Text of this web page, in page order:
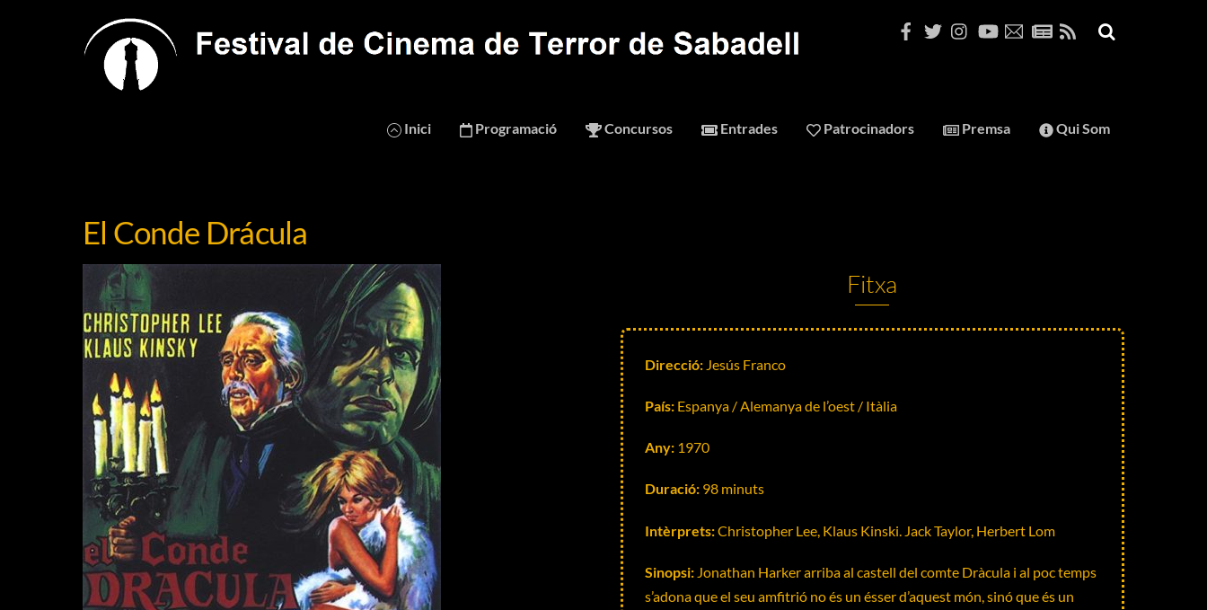
Inici Programació Concursos Entrades Patrocinadors Premsa Qui Som
El Conde Drácula
Fitxa
Direcció:Jesús Franco
País:Espanya / Alemanya de l’oest / Itàlia
Any:1970
Duració:98 minuts
Intèrprets:Christopher Lee, Klaus Kinski. Jack Taylor, Herbert Lom
Sinopsi: Jonathan Harker arriba al castell del comte Dràcula i al poc temps
s’adona que el seu amfitrió no és un ésser d’aquest món, sinó que és un